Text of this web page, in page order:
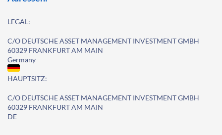
LEGAL:
C/O DEUTSCHE ASSET MANAGEMENT INVESTMENT GMBH
60329 FRANKFURT AM MAIN
Germany
HAUPTSITZ:
C/O DEUTSCHE ASSET MANAGEMENT INVESTMENT GMBH
60329 FRANKFURT AM MAIN
DE